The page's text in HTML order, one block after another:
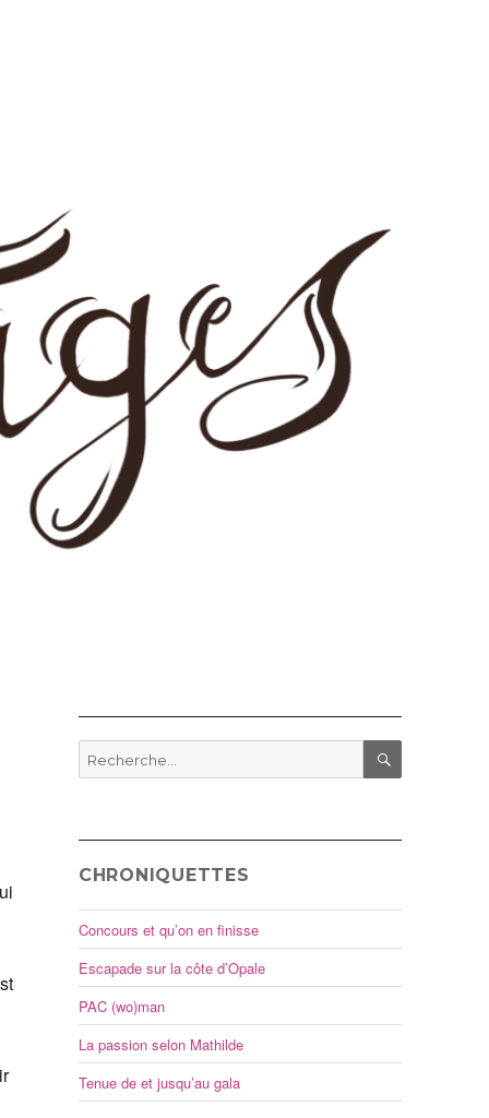
Recherche
pour
CHRONIQUETTES
Concours et qu’on en finisse
Escapade sur la côte d’Opale
PAC (wo)man
La passion selon Mathilde
Tenue de et jusqu’au gala